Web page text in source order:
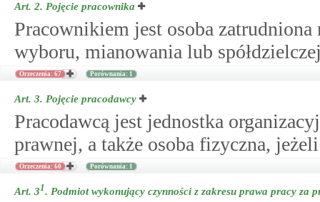
Art. 2. Pojęcie pracownika
Pracownikiem jest osoba
wyboru, mianowania lub
Orzeczenia: 67 Porównania: 1
Art. 3. Pojęcie pracodawcy
Pracodawcą jest jednostka
prawnej, a także osoba fizyczna,
Orzeczenia: 60 Porównania: 1
Art. 31. Podmiot wykonujący czynności z zakresu prawa pracy za